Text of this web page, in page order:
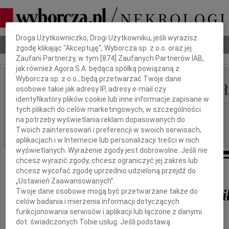
Nekrologi Odeszli Poradnik pogrzebowy
IMIĘ I NAZWISKO: Jerzy Rypniewski-
REGION: Wrocław
DATA EMISJI: 28.04.2010
W dniu 24 kwietnia 2010 roku zmarł
Jerzy Rypniewski-
ginekolog-położnik
Dbamy o Twoją prywatność
Droga Użytkowniczko, Drogi Użytkowniku, jeśli wyrazisz
zgodę klikając "Akceptuję", Wyborcza sp. z o.o. oraz jej
Zaufani Partnerzy, w tym [874 ] Zaufanych Partnerów IAB,
jak również Agora S.A. będąca spółką powiązaną z
Wyborcza sp. z o.o., będą przetwarzać Twoje dane
osobowe takie jak adresy IP, adresy e-mail czy
identyfikatory plików cookie lub inne informacje zapisane w
tych plikach do celów marketingowych, w szczególności
na potrzeby wyświetlania reklam dopasowanych do
Twoich zainteresowań i preferencji w swoich serwisach,
aplikacjach i w Internecie lub personalizacji treści w nich
wyświetlanych. Wyrażenie zgody jest dobrowolne. Jeśli nie
chcesz wyrazić zgody, chcesz ograniczyć jej zakres lub
chcesz wycofać zgodę uprzednio udzieloną przejdź do
„Ustawień Zaawansowanych”.
Twoje dane osobowe mogą być przetwarzane także do
celów badania i mierzenia informacji dotyczących
funkcjonowania serwisów i aplikacji lub łączone z danymi
dot. świadczonych Tobie usług. Jeśli podstawą